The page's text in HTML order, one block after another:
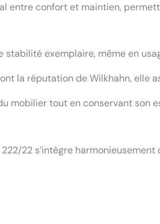
confort et maintien,
stabilité exemplaire, même en
la réputation de Wilkhahn, elle
mobilier tout en conservant son
22 s’intègre